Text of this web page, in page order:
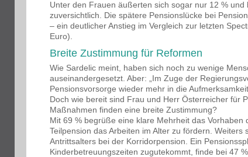
Unter den Frauen äußerten sich sogar nur 12 %
zuversichtlich. Die spätere Pensionslücke bei
– ein deutlicher Anstieg im Vergleich zur letzten
Euro).
Breite Zustimmung für Reformen
Wie Sardelic meint, haben sich noch zu wenige
auseinandergesetzt. Aber: „Im Zuge der
Pensionsvorsorge wieder mehr in die
Doch wie bereit sind Frau und Herr Österreicher für
Maßnahmen finden eine breite Zustimmung?
Mit 69 % begrüße eine klare Mehrheit das
Teilpension das Arbeiten im Alter zu fördern. Weiters
Antrittsalters bei der Korridorpension. Ein
Kinderbetreuungszeiten zugutekommt, finde bei 47